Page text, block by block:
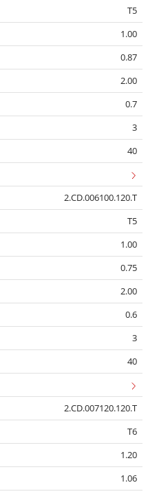
T5
1.00
0.87
2.00
0.7
3
40
2.CD.006100.120.T
T5
1.00
0.75
2.00
0.6
3
40
2.CD.007120.120.T
T6
1.20
1.06